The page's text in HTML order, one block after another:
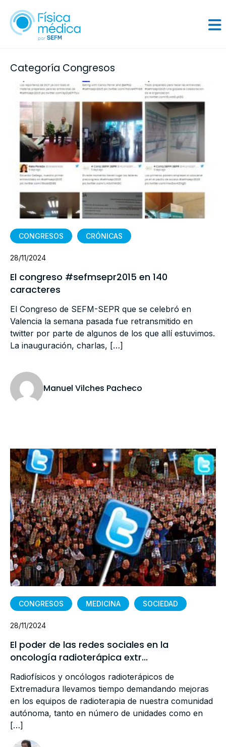
Categoría Congresos
CONGRESOS CRÓNICAS
28/11/2024
El congreso #sefmsepr2015 en 140
caracteres
El Congreso de SEFM-SEPR que se celebró en
Valencia la semana pasada fue retransmitido en
twitter por parte de algunos de los que allí estuvimos.
La inauguración, charlas, […]
Manuel Vilches Pacheco
CONGRESOS MEDICINA SOCIEDAD
28/11/2024
El poder de las redes sociales en la
oncología radioterápica extr...
Radiofísicos y oncólogos radioterápicos de
Extremadura llevamos tiempo demandando mejoras
en los equipos de radioterapia de nuestra comunidad
autónoma, tanto en número de unidades como en
[…]